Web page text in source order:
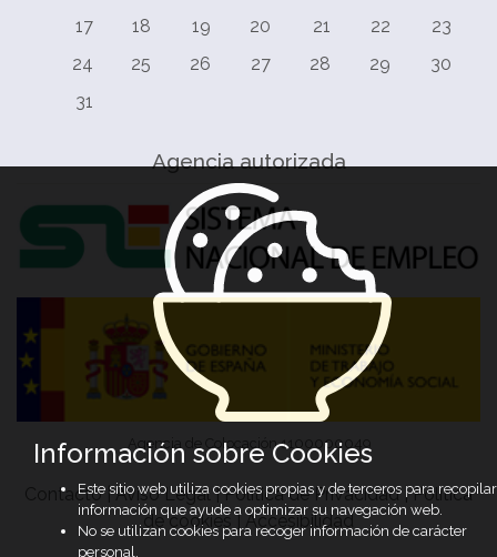
17
18 19 20 21 22
23
24
25 26 27 28 29
30
31
Agencia autorizada
Agencia de Colocación 1100000049
Contacto|Aviso Legal|Política de Privacidad|Política
de cookies | Accesibilidad
Información sobre Cookies
Este sitio web utiliza cookies propias y de terceros para recopilar
información que ayude a optimizar su navegación web.
No se utilizan cookies para recoger información de carácter
personal.